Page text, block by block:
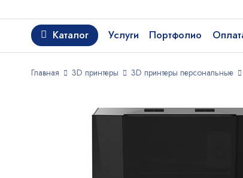
Каталог Услуги Портфолио
Главная 3D принтеры 3D принтеры персональные